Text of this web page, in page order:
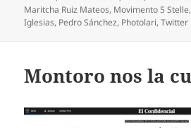
Maritcha Ruiz Mateos, Movimento 5 Stelle,
Iglesias, Pedro Sánchez, Photolari,Twitter
Montoro nos la